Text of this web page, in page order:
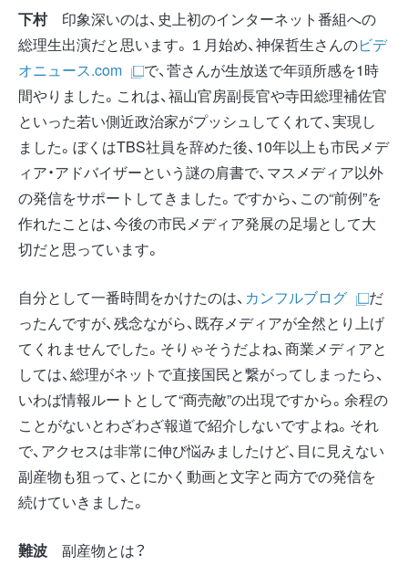
下村印象深いのは、史上初のインターネット番組への
総理生出演だと思います。１月始め、神保哲生さんのビデ
オニュース.com
で、菅さんが生放送で年頭所感を1時
間やりました。これは、福山官房副長官や寺田総理補佐官
といった若い側近政治家がプッシュしてくれて、実現し
ました。ぼくはTBS社員を辞めた後、10年以上も市民メデ
ィア・アドバイザーという謎の肩書で、マスメディア以外
の発信をサポートしてきました。ですから、この“前例”を
作れたことは、今後の市民メディア発展の足場として大
切だと思っています。
自分として一番時間をかけたのは、 カンフルブログ
だ
ったんですが、残念ながら、既存メディアが全然とり上げ
てくれませんでした。そりゃそうだよね、商業メディアと
しては、総理がネットで直接国民と繋がってしまったら、
いわば情報ルートとして“商売敵”の出現ですから。余程の
ことがないとわざわざ報道で紹介しないですよね。それ
で、アクセスは非常に伸び悩みましたけど、目に見えない
副産物も狙って、とにかく動画と文字と両方での発信を
続けていきました。
難波 副産物とは？